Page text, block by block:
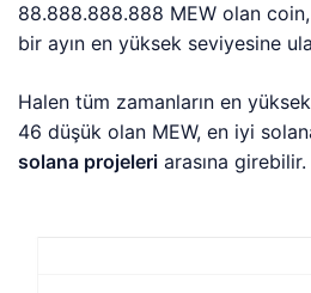
88.888.888.888 MEW olan
bir ayın en yüksek seviyesine
Halen tüm zamanların en
46 düşük olan MEW, en iyi
solana projeleri arasına girebilir.